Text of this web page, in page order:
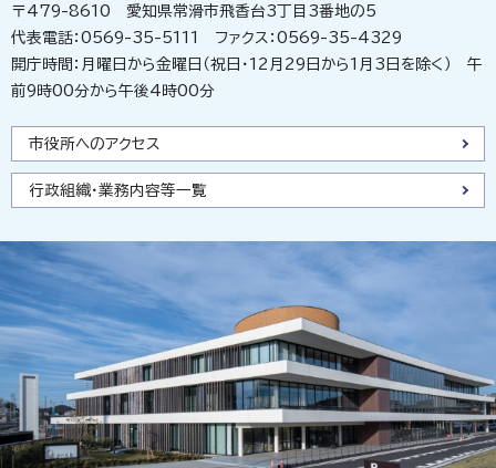
〒479-8610 愛知県常滑市飛香台3丁目3番地の5
代表電話：0569-35-5111 ファクス：0569-35-4329
開庁時間：月曜日から金曜日（祝日・12月29日から1月3日を除く） 午
前9時00分から午後4時00分
市役所へのアクセス
行政組織・業務内容等一覧